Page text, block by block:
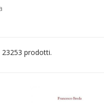
23253 prodotti.